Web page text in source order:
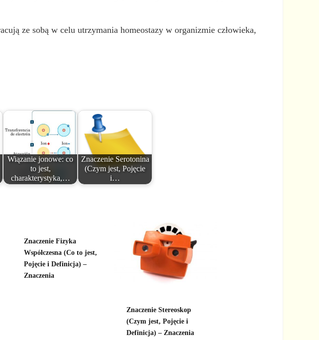
ze sobą w celu utrzymania homeostazy w organizmie człowieka,
Wiązanie jonowe: co
to jest,
charakterystyka,…
Znaczenie Serotonina
(Czym jest, Pojęcie
i…
Znaczenie Fizyka
Współczesna (Co to jest,
Pojęcie i Definicja) –
Znaczenia
Znaczenie Stereoskop
(Czym jest, Pojęcie i
Definicja) – Znaczenia